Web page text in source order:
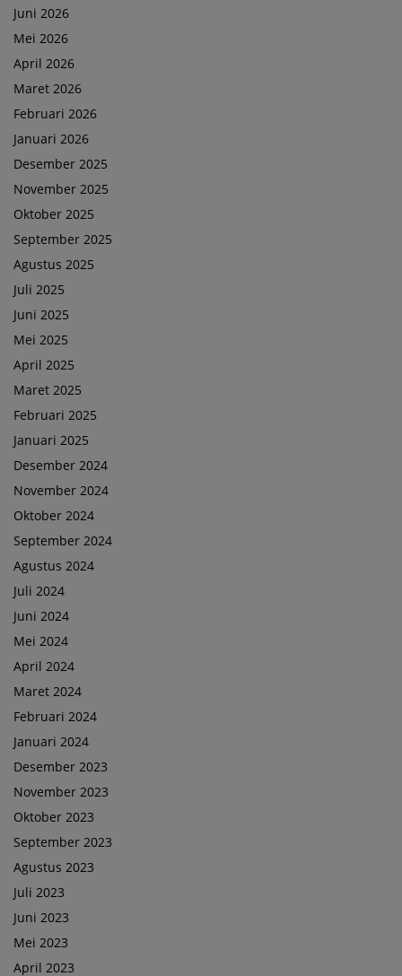
Juni 2026
Mei 2026
April 2026
Maret 2026
Februari 2026
Januari 2026
Desember 2025
November 2025
Oktober 2025
September 2025
Agustus 2025
Juli 2025
Juni 2025
Mei 2025
April 2025
Maret 2025
Februari 2025
Januari 2025
Desember 2024
November 2024
Oktober 2024
September 2024
Agustus 2024
Juli 2024
Juni 2024
Mei 2024
April 2024
Maret 2024
Februari 2024
Januari 2024
Desember 2023
November 2023
Oktober 2023
September 2023
Agustus 2023
Juli 2023
Juni 2023
Mei 2023
April 2023